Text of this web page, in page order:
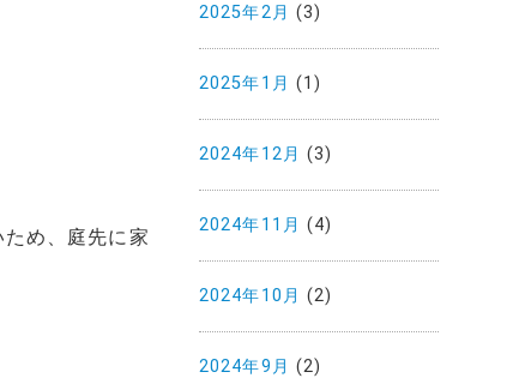
め、庭先に家
2025年2月 (3)
2025年1月 (1)
2024年12月 (3)
2024年11月 (4)
2024年10月 (2)
2024年9月 (2)